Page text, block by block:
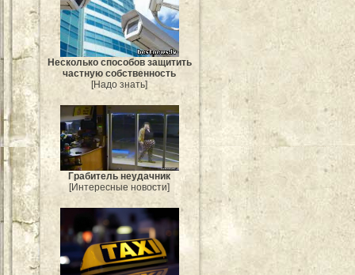
Несколько способов защитить
частную собственность
[Надо знать]
Грабитель неудачник
[Интересные новости]